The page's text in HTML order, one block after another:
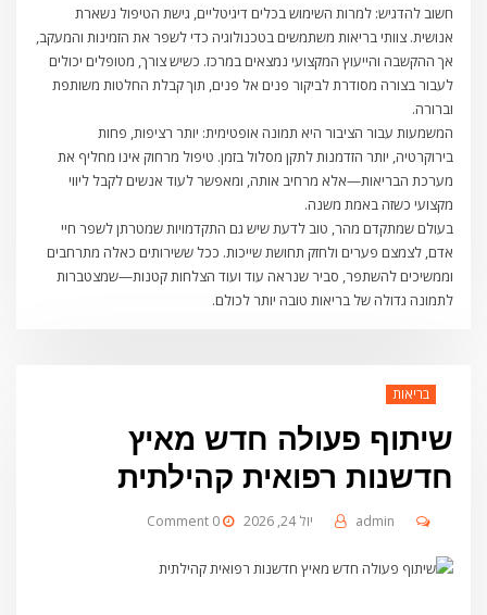
חשוב להדגיש: למרות השימוש בכלים דיגיטליים, גישת הטיפול נשארת
אנושית. צוותי בריאות משתמשים בטכנולוגיה כדי לשפר את הזמינות והמעקב,
אך ההקשבה והייעוץ המקצועי נמצאים במרכז. כשיש צורך, מטופלים יכולים
לעבור בצורה מסודרת לביקור פנים אל פנים, תוך קבלת החלטות משותפת
וברורה.
המשמעות עבור הציבור היא תמונה אופטימית: יותר רציפות, פחות
בירוקרטיה, יותר הזדמנות לתקן מסלול בזמן. טיפול מרחוק אינו מחליף את
מערכת הבריאות—אלא מרחיב אותה, ומאפשר לעוד אנשים לקבל ליווי
מקצועי כשזה באמת משנה.
בעולם שמתקדם מהר, טוב לדעת שיש גם התקדמויות שמטרתן לשפר חיי
אדם, לצמצם פערים ולחזק תחושת שייכות. ככל ששירותים כאלה מתרחבים
וממשיכים להשתפר, סביר שנראה עוד ועוד הצלחות קטנות—שמצטברות
לתמונה גדולה של בריאות טובה יותר לכולם.
בריאות
שיתוף פעולה חדש מאיץ
חדשנות רפואית קהילתית
יול 24, 2026 admin
0 Comment